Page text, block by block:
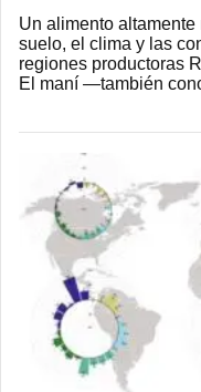
Un alimento
suelo, el clima y las
regiones productoras
El maní —también